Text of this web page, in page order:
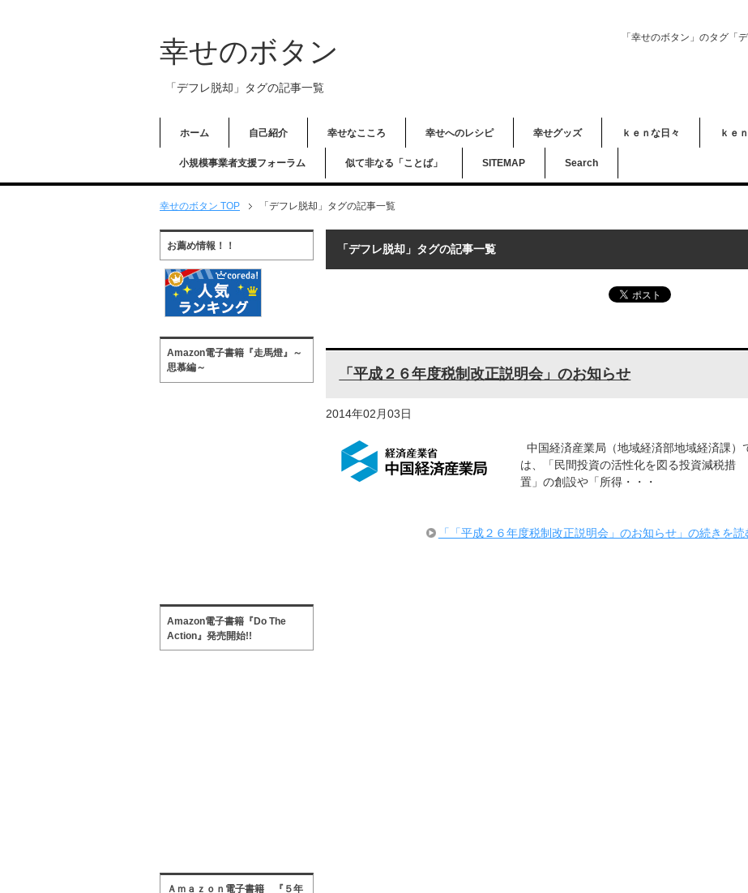
幸せのボタン
「デフレ脱却」タグの記事一覧
「幸せのボタン」のタグ「
ホーム 自己紹介 幸せなこころ 幸せへのレシピ 幸せグッズ ｋｅｎな日々 ｋｅ
小規模事業者支援フォーラム 似て非なる「ことば」 SITEMAP Search
幸せのボタン TOP 「デフレ脱却」タグの記事一覧
「デフレ脱却」タグの記事一覧
「平成２６年度税制改正説明会」のお知らせ
2014年02月03日
中国経済産業局（地域経済部地域経済課）
は、「民間投資の活性化を図る投資減税措
置」の創設や「所得・・・
「「平成２６年度税制改正説明会」のお知らせ」の続きを読
お薦め情報！！
Amazon電子書籍『走馬燈』～
思慕編～
Amazon電子書籍『Do The
Action』発売開始!!
Ａｍａｚｏｎ電子書籍 『５年